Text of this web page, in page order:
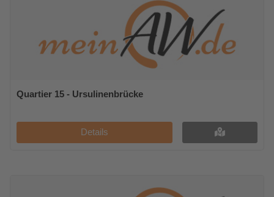
Quartier 15 - Ursulinenbrücke
Details